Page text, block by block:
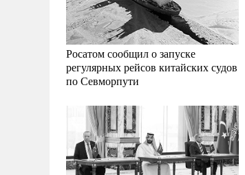
Росатом сообщил о запуске
регулярных рейсов китайских судов
по Севморпути